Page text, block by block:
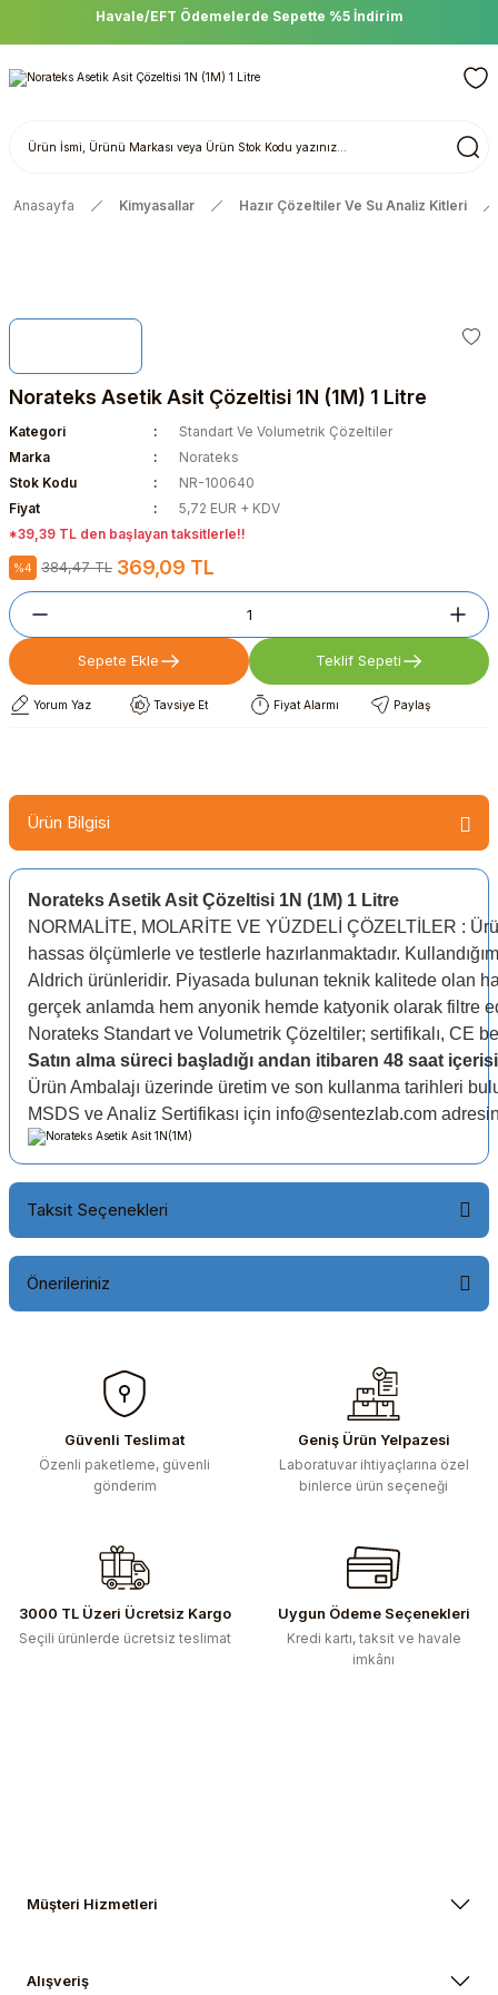
Havale/EFT Ödemelerde Sepette %5 İndirim
Anasayfa Kimyasallar Hazır Çözeltiler Ve Su Analiz Kitleri
Norateks Asetik Asit Çözeltisi 1N (1M) 1 Litre
Kategori
Standart Ve Volumetrik Çözeltiler
Marka
Norateks
Stok Kodu
NR-100640
Fiyat
5,72 EUR + KDV
*39,39 TL den başlayan taksitlerle!!
%4 384,47 TL 369,09 TL
Sepete Ekle Teklif Sepeti
Yorum Yaz Tavsiye Et Fiyat Alarmı Paylaş
Ürün Bilgisi
Norateks Asetik Asit Çözeltisi 1N (1M) 1 Litre
NORMALİTE, MOLARİTE VE YÜZDELİ ÇÖZELTİLER :
hassas ölçümlerle ve testlerle hazırlanmaktadır.
Aldrich ürünleridir. Piyasada bulunan teknik kalitede olan
gerçek anlamda hem anyonik hemde katyonik olarak filtre
Norateks Standart ve Volumetrik Çözeltiler; sertifikalı, CE
Satın alma süreci başladığı andan itibaren 48 saat
Ürün Ambalajı üzerinde üretim ve son kullanma tarihleri
MSDS ve Analiz Sertifikası için info@sentezlab.com
Taksit Seçenekleri
Önerileriniz
konularda yetersiz gördüğünüz noktaları öneri formunu
kullanarak tarafımıza iletebilirsiniz.
Görüş ve önerileriniz için teşekkür ederiz.
Ürün resmi kalitesiz, bozuk veya görüntülenemiyor.
Ürün fiyatı diğer sitelerden daha pahalı.
Bu ürüne benzer farklı alternatifler olmalı.
Güvenli Teslimat
Özenli paketleme, güvenli
gönderim
Geniş Ürün Yelpazesi
Laboratuvar ihtiyaçlarına özel
binlerce ürün seçeneği
3000 TL Üzeri Ücretsiz Kargo
Seçili ürünlerde ücretsiz teslimat
Uygun Ödeme Seçenekleri
Kredi kartı, taksit ve havale
imkânı
Müşteri Hizmetleri
Alışveriş